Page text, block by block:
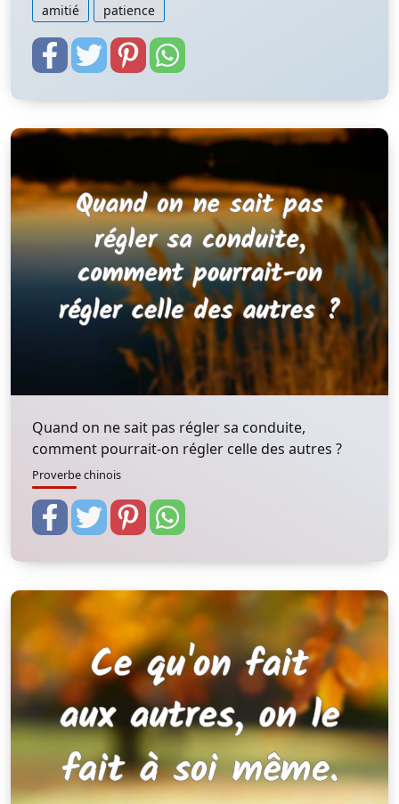
amitié patience
Quand on ne sait pas régler sa conduite,
comment pourrait-on régler celle des autres ?
Proverbe chinois